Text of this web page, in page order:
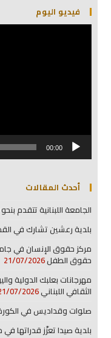
فيديو اليوم
مشغل
00:00
أحدث المقالات
الجامعة اللبنانية تتقدم بنحو 100 مرتبة
بلدية رعشين تشارك في
مركز حقوق الإنسان في
حقوق الطفل21/07/2026
مهرجانات بعلبك الدولية
الثقافي اللبناني07/2026
صلوات وقداديس في
بلدية صيدا تعزّز قدراتها